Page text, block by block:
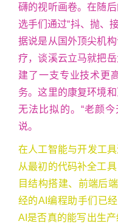
礴的视听画卷。在随
选手们通过“抖、抛、
据说是从国外顶尖机
疗，谈溪云立马就把
建了一支专业技术更
务。这里的康复环境
无法比拟的。“老颜
说。
在人工智能与开发工
从最初的代码补全工
目结构搭建、前端后
经的AI编程助手们已经
AI是否真的能写出生